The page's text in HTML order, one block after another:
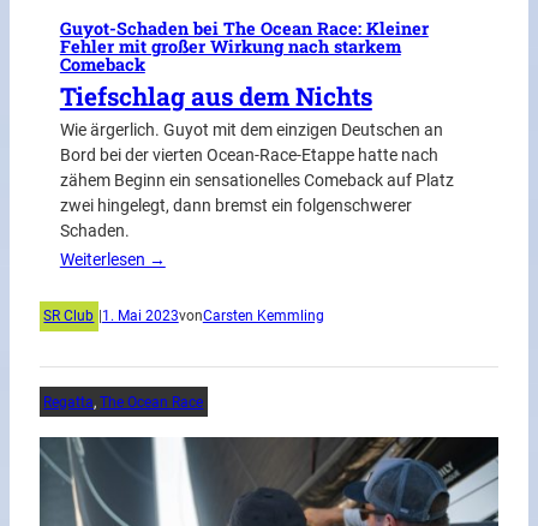
Guyot-Schaden bei The Ocean Race: Kleiner
Fehler mit großer Wirkung nach starkem
Comeback
Tiefschlag aus dem Nichts
Wie ärgerlich. Guyot mit dem einzigen Deutschen an
Bord bei der vierten Ocean-Race-Etappe hatte nach
zähem Beginn ein sensationelles Comeback auf Platz
zwei hingelegt, dann bremst ein folgenschwerer
Schaden.
Weiterlesen →
SR Club 1. Mai 2023vonCarsten Kemmling
Regatta, The Ocean Race